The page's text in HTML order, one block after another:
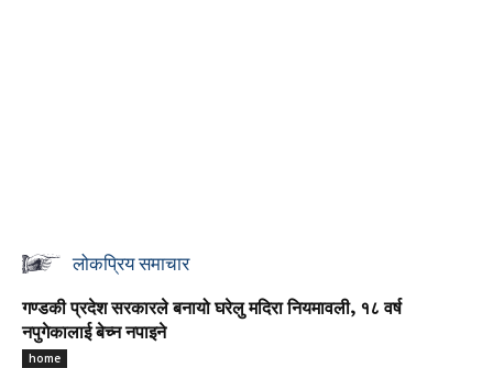
लोकप्रिय समाचार
गण्डकी प्रदेश सरकारले बनायो घरेलु मदिरा नियमावली, १८ वर्ष
नपुगेकालाई बेच्न नपाइने
home